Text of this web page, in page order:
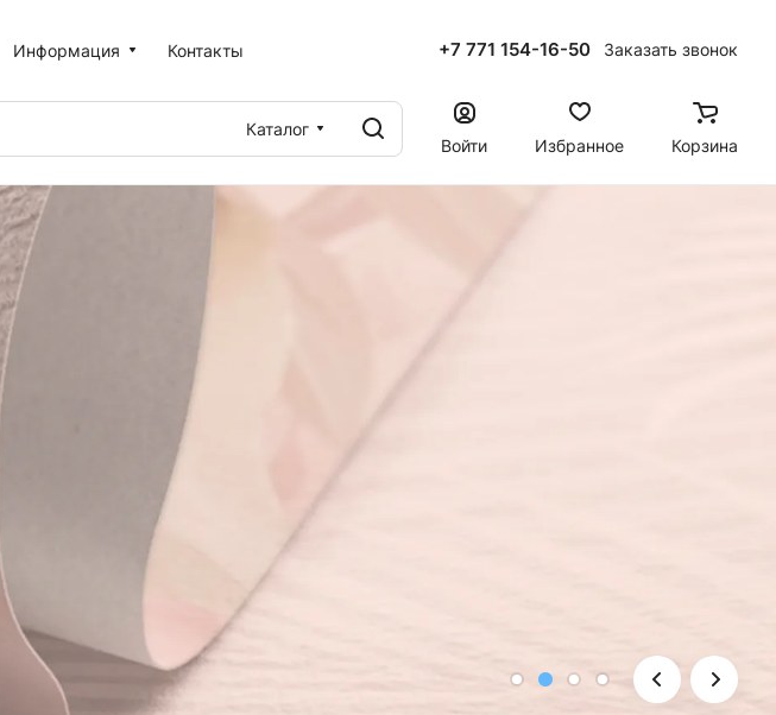
Информация Контакты +7 771 154-16-50 Заказать звонок
Каталог
Войти
Избранное Корзина